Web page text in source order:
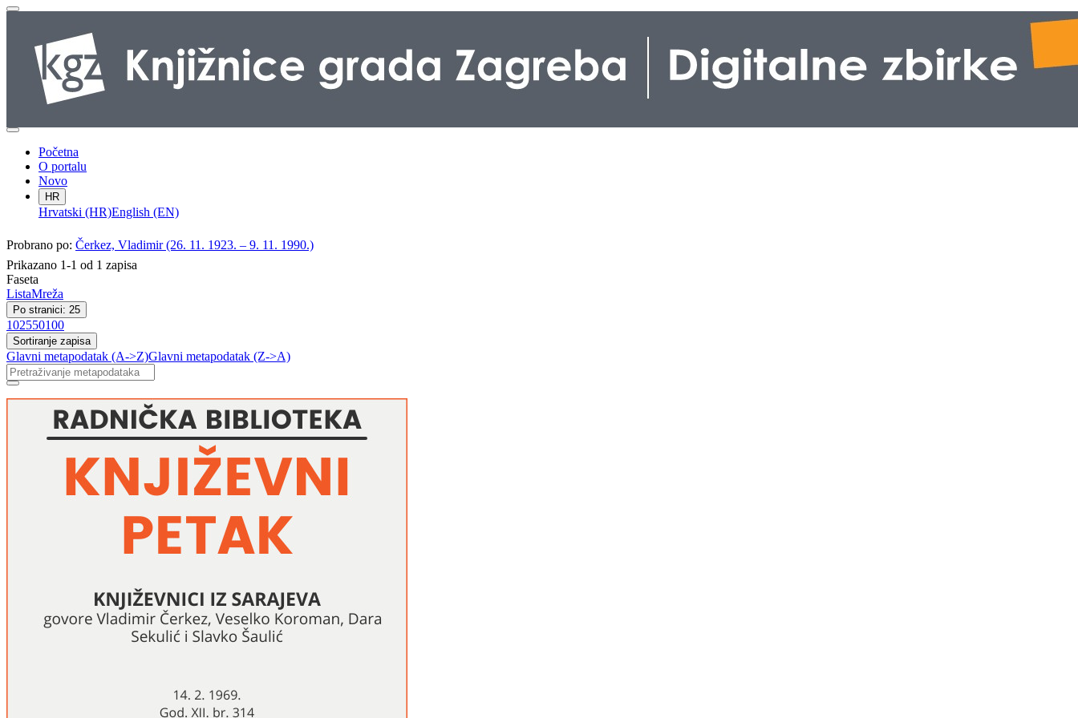
Početna
O portalu
Novo
HR
Hrvatski (HR)English (EN)
Probrano po: Čerkez, Vladimir (26. 11. 1923. – 9. 11. 1990.)
Prikazano 1-1 od 1 zapisa
Faseta
ListaMreža
Po stranici: 25
102550100
Sortiranje zapisa
Glavni metapodatak (A->Z)Glavni metapodatak (Z->A)